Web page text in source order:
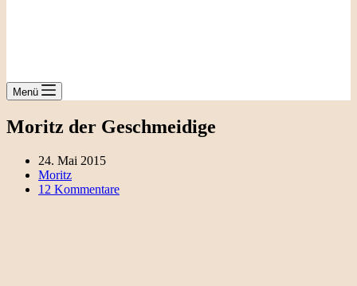
Menü
Moritz der Geschmeidige
24. Mai 2015
Moritz
12 Kommentare